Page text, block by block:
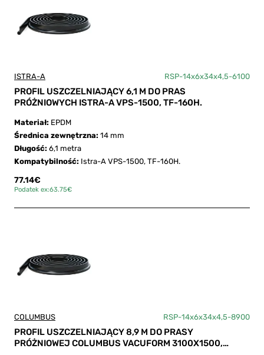
ISTRA-A RSP-14x6x34x4,5-6100
PROFIL USZCZELNIAJĄCY 6,1 M DO PRAS
PRÓŻNIOWYCH ISTRA-A VPS-1500, TF-160H.
Materiał: EPDM
Średnica zewnętrzna: 14 mm
Długość: 6,1 metra
Kompatybilność: Istra-A VPS-1500, TF-160H.
77.14€
Podatek ex:63.75€
COLUMBUS RSP-14x6x34x4,5-8900
PROFIL USZCZELNIAJĄCY 8,9 M DO PRASY
PRÓŻNIOWEJ COLUMBUS VACUFORM 3100X1500,